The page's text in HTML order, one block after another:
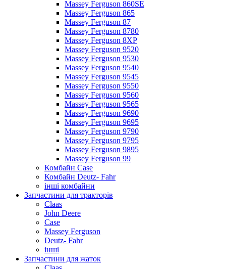
Massey Ferguson 860SE
Massey Ferguson 865
Massey Ferguson 87
Massey Ferguson 8780
Massey Ferguson 8XP
Massey Ferguson 9520
Massey Ferguson 9530
Massey Ferguson 9540
Massey Ferguson 9545
Massey Ferguson 9550
Massey Ferguson 9560
Massey Ferguson 9565
Massey Ferguson 9690
Massey Ferguson 9695
Massey Ferguson 9790
Massey Ferguson 9795
Massey Ferguson 9895
Massey Ferguson 99
Комбайн Case
Комбайн Deutz- Fahr
інші комбайни
Запчастини для тракторів
Claas
John Deere
Case
Massey Ferguson
Deutz- Fahr
інші
Запчастини для жаток